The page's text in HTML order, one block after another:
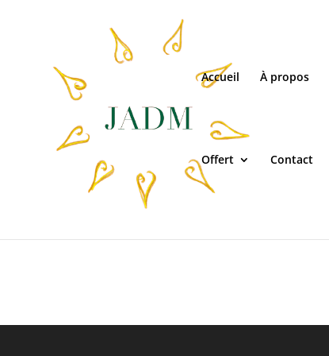
Accueil À propos
Offert Contact